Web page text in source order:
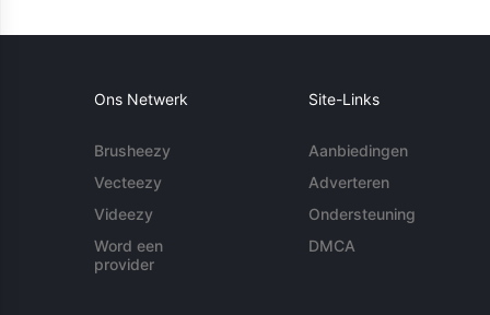
Ons Netwerk
Brusheezy
Vecteezy
Videezy
Word een
provider
Site-Links
Aanbiedingen
Adverteren
Ondersteuning
DMCA